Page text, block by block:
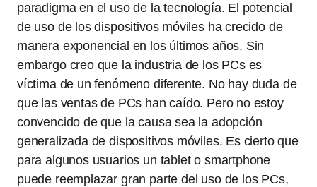
paradigma en el uso de la tecnología. El potencial
de uso de los dispositivos móviles ha crecido de
manera exponencial en los últimos años. Sin
embargo creo que la industria de los PCs es
víctima de un fenómeno diferente. No hay duda de
que las ventas de PCs han caído. Pero no estoy
convencido de que la causa sea la adopción
generalizada de dispositivos móviles. Es cierto que
para algunos usuarios un tablet o smartphone
puede reemplazar gran parte del uso de los PCs,